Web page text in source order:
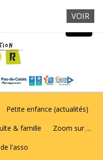
Petite enfance (actualités)
& famille Zoom sur …
l'asso
VOIR